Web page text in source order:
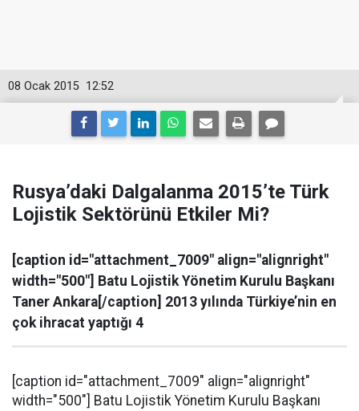
12:52
08 Ocak 2015
Rusya’daki Dalgalanma 2015’te Türk
Lojistik Sektörünü Etkiler Mi?
[caption id="attachment_7009" align="alignright"
width="500"] Batu Lojistik Yönetim Kurulu Başkanı
Taner Ankara[/caption] 2013 yılında Türkiye’nin en
çok ihracat yaptığı 4
[caption id="attachment_7009" align="alignright"
width="500"] Batu Lojistik Yönetim Kurulu Başkanı